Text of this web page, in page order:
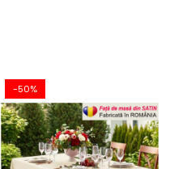
-50%